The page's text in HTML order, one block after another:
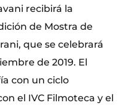
recibirá la
de Mostra de
que se celebrará
de 2019. El
con un ciclo
el IVC Filmoteca y el